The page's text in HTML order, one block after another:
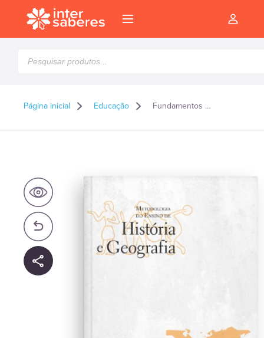
produtos
Página inicial Educação Fundamentos epistemológicos da geografia